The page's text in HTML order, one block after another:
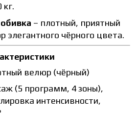
кг.
– плотный, приятный
элегантного чёрного цвета.
велюр (чёрный)
(5 программ, 4 зоны),
интенсивности,